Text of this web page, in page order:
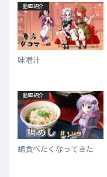
動画紹介
味噌汁
動画紹介
鯛食べたくなってきた